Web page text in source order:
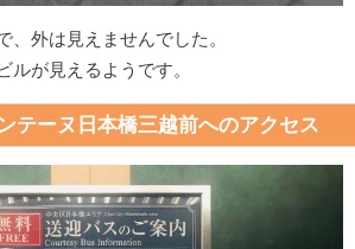
、外は見えませんでした。
ルが見えるようです。
テーヌ日本橋三越前へのアクセス